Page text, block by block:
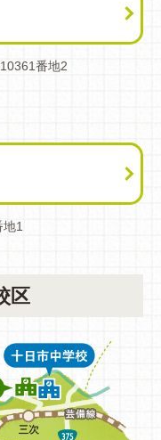
番地2
1
区